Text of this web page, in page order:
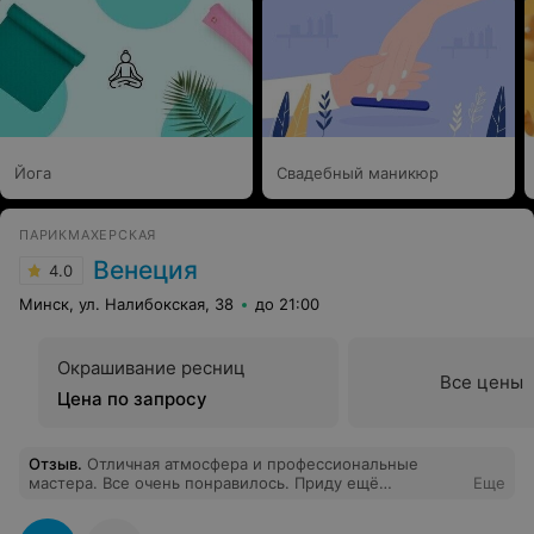
хозяину парикмахерской за такого парикмахера!!!
Йога Свадебный маникюр
ПАРИКМАХЕРСКАЯ
4.0 Венеция
Минск, ул. Налибокская, 38 до 21:00
Окрашивание ресниц
Цена по запросу
Все цены
Отзыв. Отличная атмосфера и профессиональные
мастера. Все очень понравилось. Приду ещё
Еще